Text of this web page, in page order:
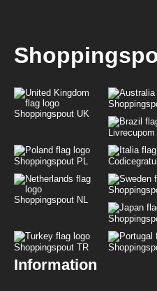
Shoppingspout UK
Livrecupom
Shoppingspout PL
Shoppingspout NL
Shoppingspout TR
Information